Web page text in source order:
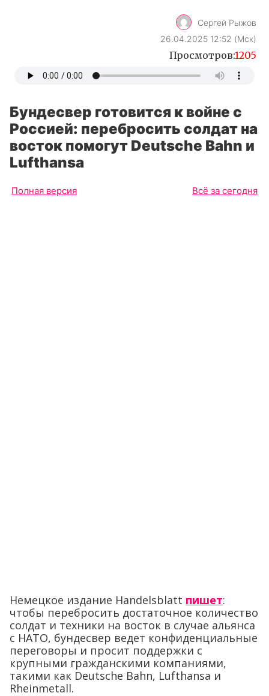
Сергей Рыжов
26.04.2025 12:52 (Мск)
Просмотров:1205
Бундесвер готовится к войне с
Россией: перебросить солдат на
восток помогут Deutsche Bahn и
Lufthansa
Полная версия Всё за сегодня
Немецкое издание Handelsblatt пишет:
чтобы перебросить достаточное количество
солдат и техники на восток в случае альянса
с НАТО, бундесвер ведет конфиденциальные
переговоры и просит поддержки с
крупными гражданскими компаниями,
такими как Deutsche Bahn, Lufthansa и
Rheinmetall.